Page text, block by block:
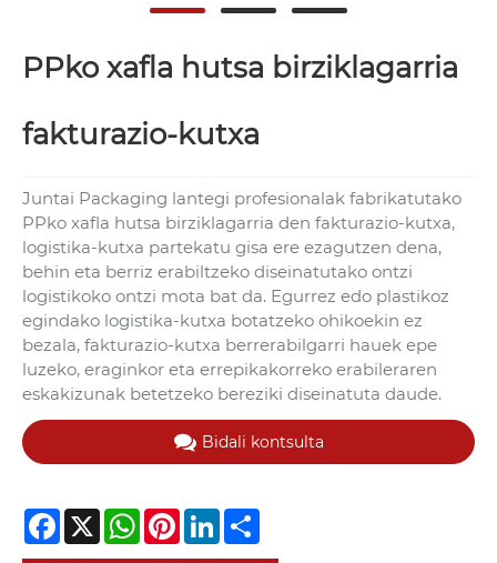
PPko xafla hutsa birziklagarria
fakturazio-kutxa
Juntai Packaging lantegi profesionalak fabrikatutako
PPko xafla hutsa birziklagarria den fakturazio-kutxa,
logistika-kutxa partekatu gisa ere ezagutzen dena,
behin eta berriz erabiltzeko diseinatutako ontzi
logistikoko ontzi mota bat da. Egurrez edo plastikoz
egindako logistika-kutxa botatzeko ohikoekin ez
bezala, fakturazio-kutxa berrerabilgarri hauek epe
luzeko, eraginkor eta errepikakorreko erabileraren
eskakizunak betetzeko bereziki diseinatuta daude.
Bidali kontsulta
Facebook
X WhatsApp
PinterestLinkedIn